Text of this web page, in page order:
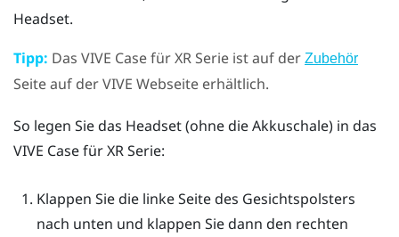
Headset.
Tipp: Das VIVE Case für XR Serie ist auf der Zubehör
Seite auf der VIVE Webseite erhältlich.
So legen Sie das Headset (ohne die Akkuschale) in das
VIVE Case für XR Serie:
Klappen Sie die linke Seite des Gesichtspolsters
nach unten und klappen Sie dann den rechten